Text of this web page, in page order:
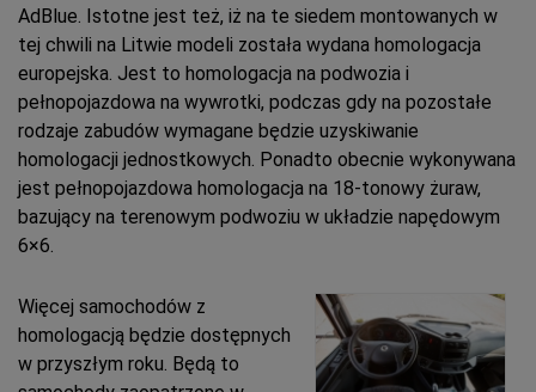
AdBlue. Istotne jest też, iż na te siedem montowanych w
tej chwili na Litwie modeli została wydana homologacja
europejska. Jest to homologacja na podwozia i
pełnopojazdowa na wywrotki, podczas gdy na pozostałe
rodzaje zabudów wymagane będzie uzyskiwanie
homologacji jednostkowych. Ponadto obecnie wykonywana
jest pełnopojazdowa homologacja na 18-tonowy żuraw,
bazujący na terenowym podwoziu w układzie napędowym
6×6.
Więcej samochodów z
homologacją będzie dostępnych
w przyszłym roku. Będą to